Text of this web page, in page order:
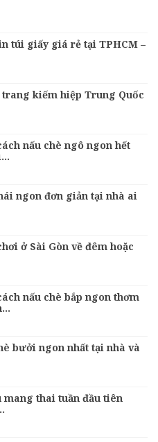
túi giấy giá rẻ tại TPHCM –
trang kiếm hiệp Trung Quốc
nấu chè ngô ngon hết
ngon đơn giản tại nhà ai
ở Sài Gòn về đêm hoặc
nấu chè bắp ngon thơm
bưởi ngon nhất tại nhà và
mang thai tuần đầu tiên